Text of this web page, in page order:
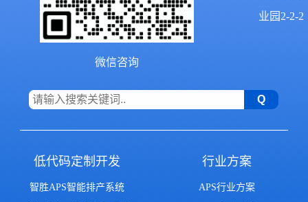
微信咨询
业园2-2-2
低代码定制开发
智胜APS智能排产系统
行业方案
APS行业方案